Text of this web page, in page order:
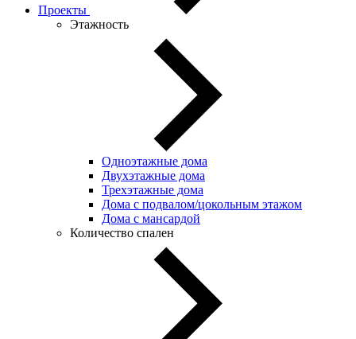
Проекты
Этажность
Одноэтажные дома
Двухэтажные дома
Трехэтажные дома
Дома с подвалом/цокольным этажом
Дома с мансардой
Количество спален